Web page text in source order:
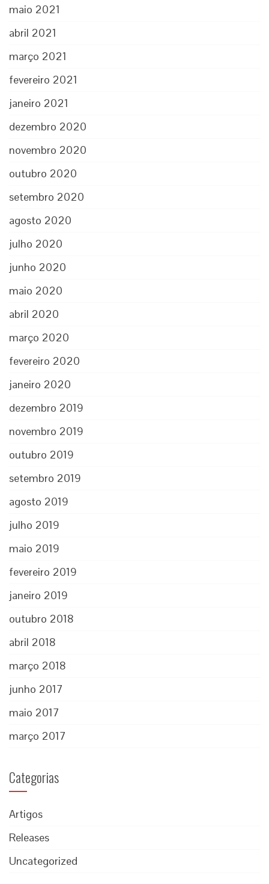
maio 2021
abril 2021
março 2021
fevereiro 2021
janeiro 2021
dezembro 2020
novembro 2020
outubro 2020
setembro 2020
agosto 2020
julho 2020
junho 2020
maio 2020
abril 2020
março 2020
fevereiro 2020
janeiro 2020
dezembro 2019
novembro 2019
outubro 2019
setembro 2019
agosto 2019
julho 2019
maio 2019
fevereiro 2019
janeiro 2019
outubro 2018
abril 2018
março 2018
junho 2017
maio 2017
março 2017
Categorias
Artigos
Releases
Uncategorized